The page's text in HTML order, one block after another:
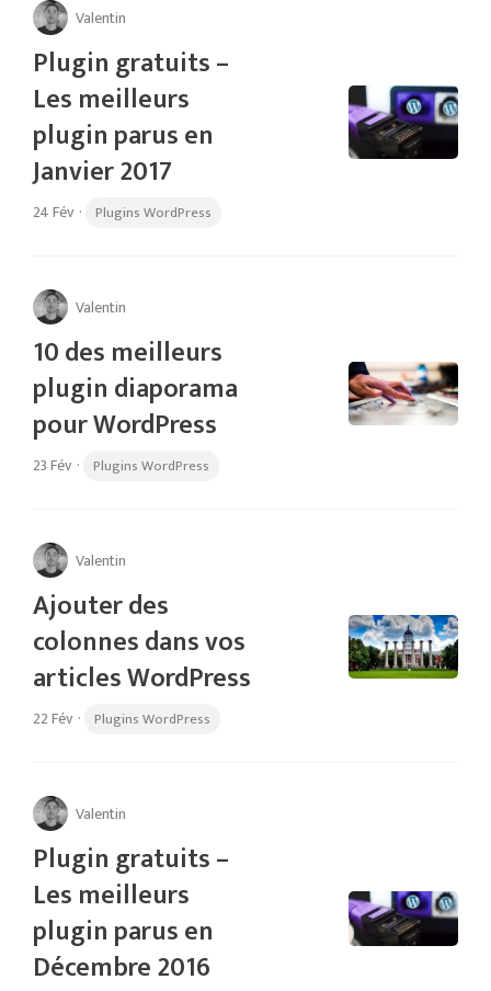
Valentin
Plugin gratuits –
Les meilleurs
plugin parus en
Janvier 2017
24 Fév · Plugins WordPress
Valentin
10 des meilleurs
plugin diaporama
pour WordPress
23 Fév · Plugins WordPress
Valentin
Ajouter des
colonnes dans vos
articles WordPress
22 Fév · Plugins WordPress
Valentin
Plugin gratuits –
Les meilleurs
plugin parus en
Décembre 2016